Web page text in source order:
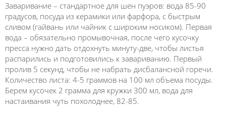
Заваривание – стандартное для шен пуэров: вода 85-90
градусов, посуда из керамики или фарфора, с быстрым
сливом (гайвань или чайник с широким носиком). Первая
вода – обязательно промывочная, после чего кусочку
пресса нужно дать отдохнуть минуту-две, чтобы листья
распарились и подготовились к завариванию. Первый
пролив 5 секунд, чтобы не набрать дисбалансной горечи.
Количество листа: 4-5 граммов на 100 мл объема посуды.
Берем кусочек 2 грамма для кружки 300 мл, вода для
настаивания чуть похолоднее, 82-85.